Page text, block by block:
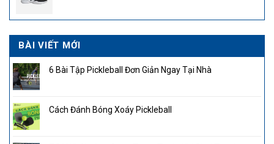
BÀI VIẾT MỚI
6 Bài Tập Pickleball Đơn Giản Ngay Tại Nhà
Cách Đánh Bóng Xoáy Pickleball